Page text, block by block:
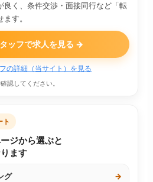
良く、条件交渉・面接同行など「転
す。
ッフで求人を見る →
の詳細（当サイト）を見る
認してください。
ト
ジから選ぶと
ます
グ →